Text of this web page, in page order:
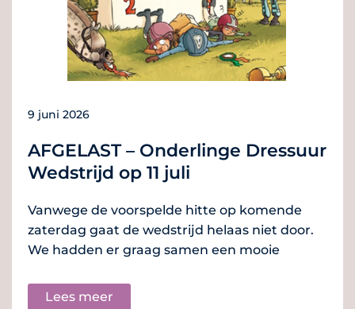
AFGELAST – Onderlinge Dressuur
Wedstrijd op 11 juli
9 juni 2026
Vanwege de voorspelde hitte op komende
zaterdag gaat de wedstrijd helaas niet door.
We hadden er graag samen een mooie
Lees meer